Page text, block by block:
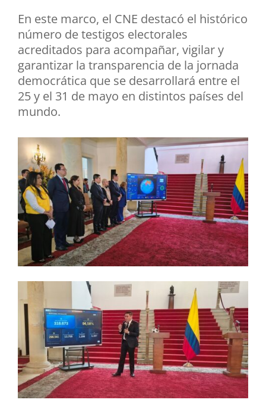
En este marco, el CNE destacó el histórico
número de testigos electorales
acreditados para acompañar, vigilar y
garantizar la transparencia de la jornada
democrática que se desarrollará entre el
25 y el 31 de mayo en distintos países del
mundo.